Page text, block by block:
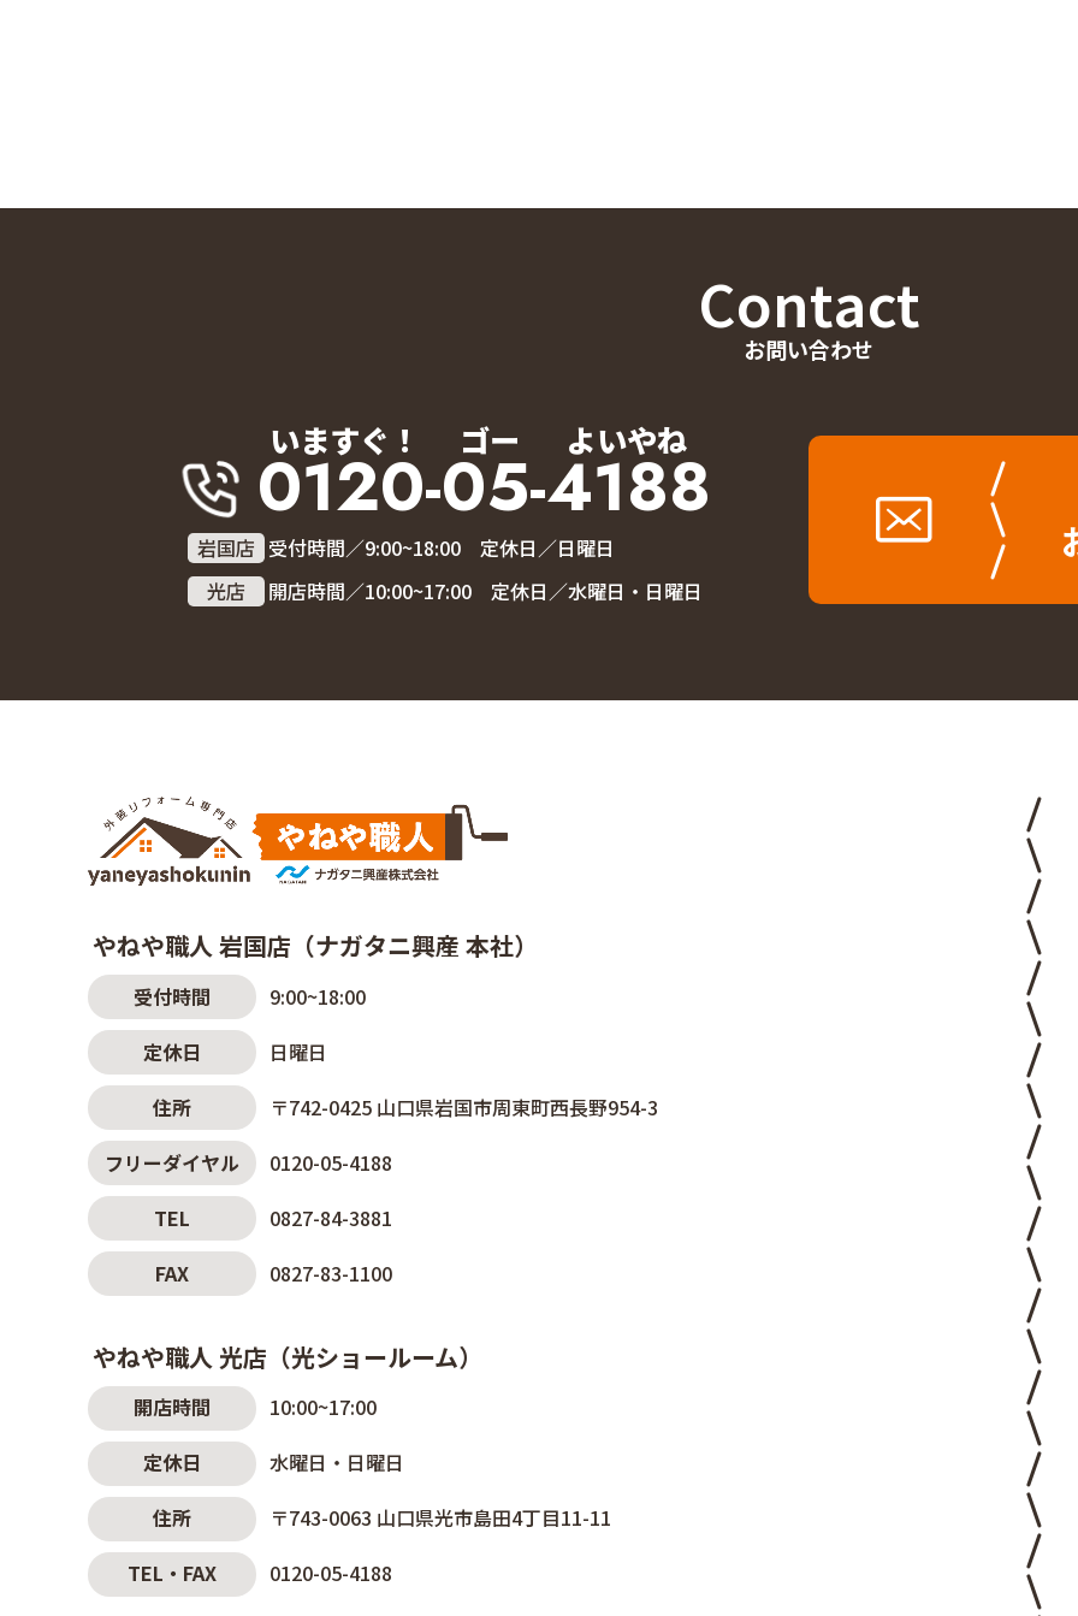
Contact
お問い合わせ
いますぐ！ ゴー よいやね
0120-05-4188
岩国店 受付時間／9:00~18:00 定休日／日曜日
光店
開店時間／10:00~17:00 定休日／水曜日・日曜日
やねや職人 岩国店（ナガタニ興産 本社）
受付時間
9:00~18:00
定休日
日曜日
住所
〒742-0425 山口県岩国市周東町西長野954-3
フリーダイヤル
0120-05-4188
TEL
0827-84-3881
FAX
0827-83-1100
やねや職人 光店（光ショールーム）
開店時間
10:00~17:00
定休日
水曜日・日曜日
住所
〒743-0063 山口県光市島田4丁目11-11
TEL・FAX
0120-05-4188